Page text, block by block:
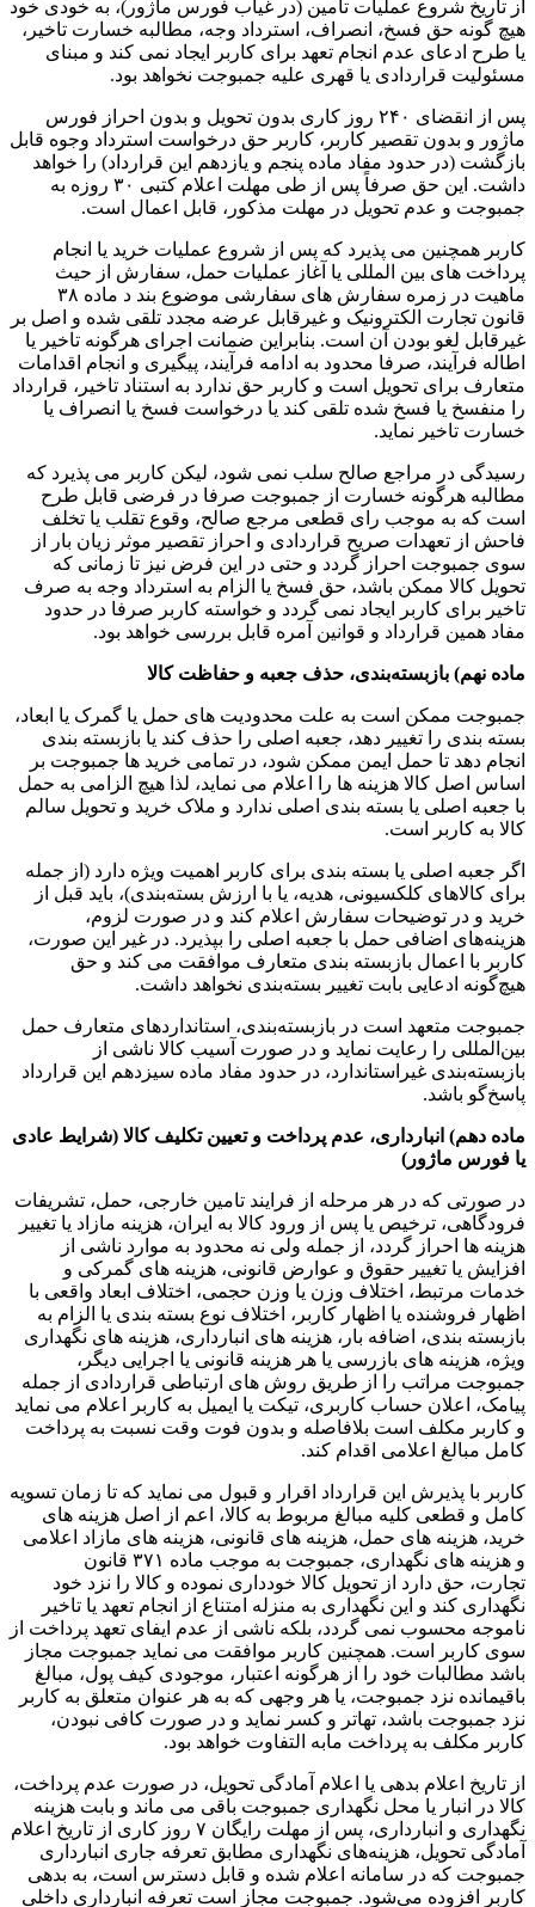
از تاریخ شروع عملیات تأمین (در غیاب فورس ماژور)، به خودی خود
هیچ گونه حق فسخ، انصراف، استرداد وجه، مطالبه خسارت تاخیر،
یا طرح ادعای عدم انجام تعهد برای کاربر ایجاد نمی کند و مبنای
مسئولیت قراردادی یا قهری علیه جمبوجت نخواهد بود.
پس از انقضای ۲۴۰ روز کاری بدون تحویل و بدون احراز فورس
ماژور و بدون تقصیر کاربر، کاربر حق درخواست استرداد وجوه قابل
بازگشت (در حدود مفاد ماده پنجم و یازدهم این قرارداد) را خواهد
داشت. این حق صرفاً پس از طی مهلت اعلام کتبی ۳۰ روزه به
جمبوجت و عدم تحویل در مهلت مذکور، قابل اعمال است.
کاربر همچنین می پذیرد که پس از شروع عملیات خرید یا انجام
پرداخت های بین المللی یا آغاز عملیات حمل، سفارش از حیث
ماهیت در زمره سفارش های سفارشی موضوع بند د ماده ۳۸
قانون تجارت الکترونیک و غیرقابل عرضه مجدد تلقی شده و اصل بر
غیرقابل لغو بودن آن است. بنابراین ضمانت اجرای هرگونه تاخیر یا
اطاله فرآیند، صرفا محدود به ادامه فرآیند، پیگیری و انجام اقدامات
متعارف برای تحویل است و کاربر حق ندارد به استناد تاخیر، قرارداد
را منفسخ یا فسخ شده تلقی کند یا درخواست فسخ یا انصراف یا
خسارت تاخیر نماید.
رسیدگی در مراجع صالح سلب نمی شود، لیکن کاربر می پذیرد که
مطالبه هرگونه خسارت از جمبوجت صرفا در فرضی قابل طرح
است که به موجب رای قطعی مرجع صالح، وقوع تقلب یا تخلف
فاحش از تعهدات صریح قراردادی و احراز تقصیر موثر زیان بار از
سوی جمبوجت احراز گردد و حتی در این فرض نیز تا زمانی که
تحویل کالا ممکن باشد، حق فسخ یا الزام به استرداد وجه به صرف
تاخیر برای کاربر ایجاد نمی گردد و خواسته کاربر صرفا در حدود
مفاد همین قرارداد و قوانین آمره قابل بررسی خواهد بود.
ماده نهم) بازبسته‌بندی، حذف جعبه و حفاظت کالا
جمبوجت ممکن است به علت محدودیت های حمل یا گمرک یا ابعاد،
بسته بندی را تغییر دهد، جعبه اصلی را حذف کند یا بازبسته بندی
انجام دهد تا حمل ایمن ممکن شود، در تمامی خرید ها جمبوجت بر
اساس اصل کالا هزینه ها را اعلام می نماید، لذا هیچ الزامی به حمل
با جعبه اصلی یا بسته بندی اصلی ندارد و ملاک خرید و تحویل سالم
کالا به کاربر است.
اگر جعبه اصلی یا بسته بندی برای کاربر اهمیت ویژه دارد (از جمله
برای کالاهای کلکسیونی، هدیه، یا با ارزش بسته‌بندی)، باید قبل از
خرید و در توضیحات سفارش اعلام کند و در صورت لزوم،
هزینه‌های اضافی حمل با جعبه اصلی را بپذیرد. در غیر این صورت،
کاربر با اعمال بازبسته بندی متعارف موافقت می کند و حق
هیچ‌گونه ادعایی بابت تغییر بسته‌بندی نخواهد داشت.
جمبوجت متعهد است در بازبسته‌بندی، استانداردهای متعارف حمل
بین‌المللی را رعایت نماید و در صورت آسیب کالا ناشی از
بازبسته‌بندی غیراستاندارد، در حدود مفاد ماده سیزدهم این قرارداد
پاسخ‌گو باشد.
ماده دهم) انبارداری، عدم پرداخت و تعیین تکلیف کالا (شرایط عادی
یا فورس ماژور )
در صورتی که در هر مرحله از فرایند تامین خارجی، حمل، تشریفات
فرودگاهی، ترخیص یا پس از ورود کالا به ایران، هزینه مازاد یا تغییر
هزینه ها احراز گردد، از جمله ولی نه محدود به موارد ناشی از
افزایش یا تغییر حقوق و عوارض قانونی، هزینه های گمرکی و
خدمات مرتبط، اختلاف وزن یا وزن حجمی، اختلاف ابعاد واقعی با
اظهار فروشنده یا اظهار کاربر، اختلاف نوع بسته بندی یا الزام به
بازبسته بندی، اضافه بار، هزینه های انبارداری، هزینه های نگهداری
ویژه، هزینه های بازرسی یا هر هزینه قانونی یا اجرایی دیگر،
جمبوجت مراتب را از طریق روش های ارتباطی قراردادی از جمله
پیامک، اعلان حساب کاربری، تیکت یا ایمیل به کاربر اعلام می نماید
و کاربر مکلف است بلافاصله و بدون فوت وقت نسبت به پرداخت
کامل مبالغ اعلامی اقدام کند.
کاربر با پذیرش این قرارداد اقرار و قبول می نماید که تا زمان تسویه
کامل و قطعی کلیه مبالغ مربوط به کالا، اعم از اصل هزینه های
خرید، هزینه های حمل، هزینه های قانونی، هزینه های مازاد اعلامی
و هزینه های نگهداری، جمبوجت به موجب ماده ۳۷۱ قانون
تجارت، حق دارد از تحویل کالا خودداری نموده و کالا را نزد خود
نگهداری کند و این نگهداری به منزله امتناع از انجام تعهد یا تاخیر
ناموجه محسوب نمی گردد، بلکه ناشی از عدم ایفای تعهد پرداخت از
سوی کاربر است. همچنین کاربر موافقت می نماید جمبوجت مجاز
باشد مطالبات خود را از هرگونه اعتبار، موجودی کیف پول، مبالغ
باقیمانده نزد جمبوجت، یا هر وجهی که به هر عنوان متعلق به کاربر
نزد جمبوجت باشد، تهاتر و کسر نماید و در صورت کافی نبودن،
کاربر مکلف به پرداخت مابه التفاوت خواهد بود.
از تاریخ اعلام بدهی یا اعلام آمادگی تحویل، در صورت عدم پرداخت،
کالا در انبار یا محل نگهداری جمبوجت باقی می ماند و بابت هزینه
نگهداری و انبارداری، پس از مهلت رایگان ۷ روز کاری از تاریخ اعلام
آمادگی تحویل، هزینه‌های نگهداری مطابق تعرفه جاری انبارداری
جمبوجت که در سامانه اعلام شده و قابل دسترس است، به بدهی
کاربر افزوده می‌شود. جمبوجت مجاز است تعرفه انبارداری داخلی